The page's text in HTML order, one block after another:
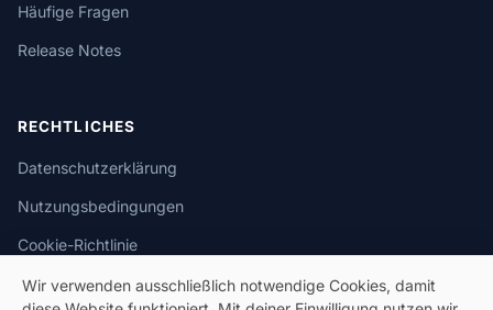
Häufige Fragen
Release Notes
RECHTLICHES
Datenschutzerklärung
Nutzungsbedingungen
Cookie-Richtlinie
Wir verwenden ausschließlich notwendige Cookies, damit